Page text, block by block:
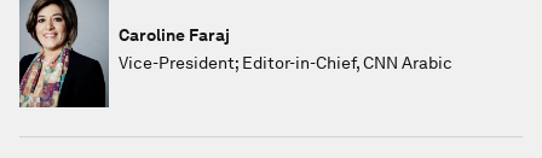
Caroline Faraj
Vice-President; Editor-in-Chief, CNN Arabic